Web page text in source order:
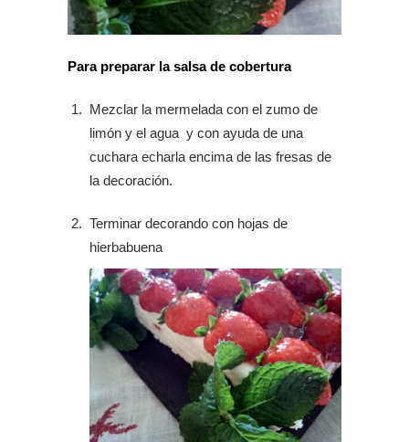
Para preparar la salsa de cobertura
Mezclar la mermelada con el zumo de
limón y el agua y con ayuda de una
cuchara echarla encima de las fresas de
la decoración.
Terminar decorando con hojas de
hierbabuena